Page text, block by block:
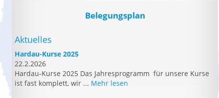
Belegungsplan
Aktuelles
Hardau-Kurse 2025
22.2.2026
Hardau-Kurse 2025 Das Jahresprogramm für unsere Kurse
ist fast komplett, wir ... Mehr lesen